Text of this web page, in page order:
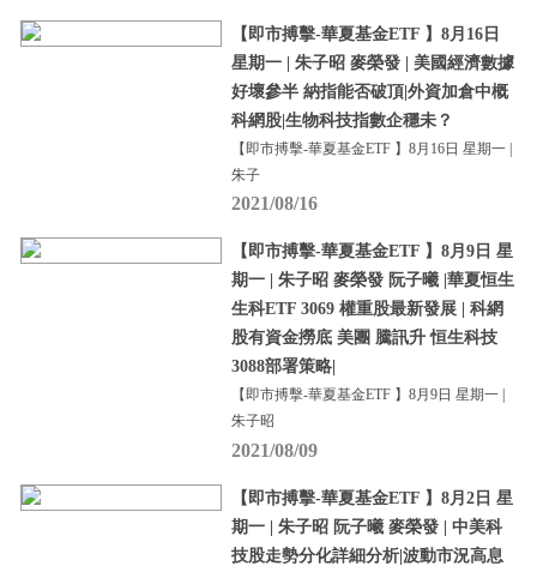
【即市搏擊-華夏基金ETF 】8月16日
星期一 | 朱子昭 麥榮發 | 美國經濟數據
好壞參半 納指能否破頂|外資加倉中概
科網股|生物科技指數企穩未？
【即市搏擊-華夏基金ETF 】8月16日 星期一 |
朱子
2021/08/16
【即市搏擊-華夏基金ETF 】8月9日 星
期一 | 朱子昭 麥榮發 阮子曦 |華夏恒生
生科ETF 3069 權重股最新發展 | 科網
股有資金撈底 美團 騰訊升 恒生科技
3088部署策略|
【即市搏擊-華夏基金ETF 】8月9日 星期一 |
朱子昭
2021/08/09
【即市搏擊-華夏基金ETF 】8月2日 星
期一 | 朱子昭 阮子曦 麥榮發 | 中美科
技股走勢分化詳細分析|波動市況高息